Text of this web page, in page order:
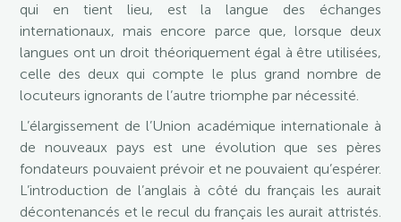
qui en tient lieu, est la langue des échanges
internationaux, mais encore parce que, lorsque deux
langues ont un droit théoriquement égal à être utilisées,
celle des deux qui compte le plus grand nombre de
locuteurs ignorants de l’autre triomphe par nécessité.
L’élargissement de l’Union académique internationale à
de nouveaux pays est une évolution que ses pères
fondateurs pouvaient prévoir et ne pouvaient qu’espérer.
L’introduction de l’anglais à côté du français les aurait
décontenancés et le recul du français les aurait attristés.